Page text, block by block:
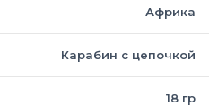
Африка
Карабин с цепочкой
18 гр